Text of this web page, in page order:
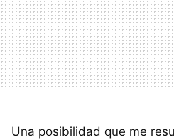
Una posibilidad que me